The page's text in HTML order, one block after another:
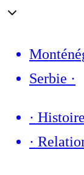
Serbie ·
· Histoire
·